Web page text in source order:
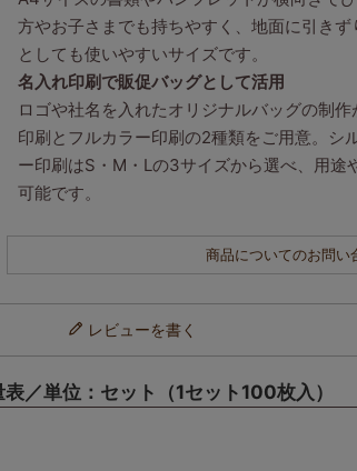
以上専用）
9,020 税込
方やお子さまでも持ちやすく、地面に引き
としても使いやすいサイズです。
名入れ印刷で販促バッグとして活用
ロゴや社名を入れたオリジナルバッグの制
印刷とフルカラー印刷の2種類をご用意。
ー印刷はS・M・Lの3サイズから選べ、用
可能です。
商品についてのお問い
レビューを書く
／単位：セット（1セット100枚入）